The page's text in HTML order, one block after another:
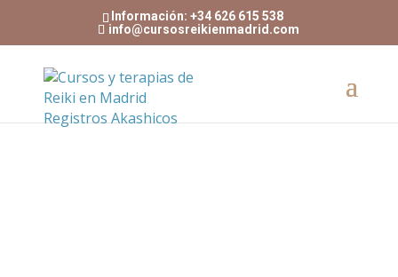
Información: +34 626 615 538
info@cursosreikienmadrid.com